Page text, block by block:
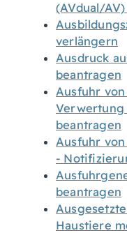
(AVdual/
verlängern
Ausdruck
beantragen
Ausfuhr
Verwertung
beantragen
Ausfuhr
-
beantragen
Haustiere